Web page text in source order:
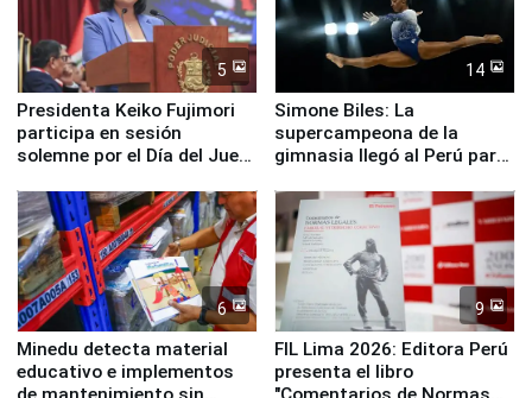
5
Presidenta Keiko Fujimori
participa en sesión
solemne por el Día del Juez
14
Simone Biles: La
supercampeona de la
gimnasia llegó al Perú para
Panamericanos Lima 2027
6
Minedu detecta material
educativo e implementos
9
FIL Lima 2026: Editora Perú
presenta el libro